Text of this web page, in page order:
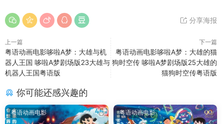
分享海报
上一篇
粤语动画电影哆啦A梦：大雄与机
器人王国 哆啦A梦剧场版23大雄与
机器人王国粤语版
下一篇
粤语动画电影哆啦A梦：大雄的猫
狗时空传 哆啦A梦剧场版25大雄的
猫狗时空传粤语版
你可能还感兴趣的
粤语动画电影 粤语动画电影